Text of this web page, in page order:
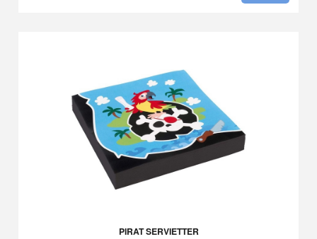
PIRAT SERVIETTER